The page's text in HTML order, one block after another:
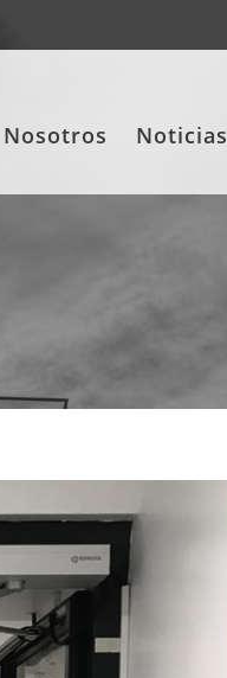
Nosotros Noticias